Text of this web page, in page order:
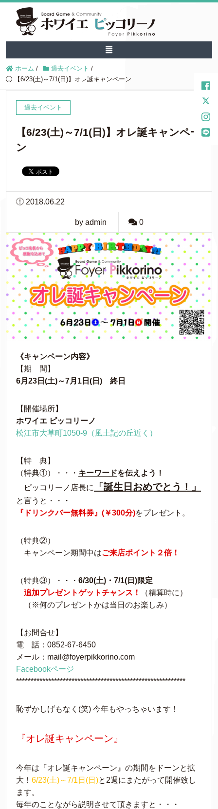
ホーム / 過去イベント /
【6/23(土)～7/1(日)】オレ誕キャンペーン
過去イベント
【6/23(土)～7/1(日)】オレ誕キャンペー
ン
2018.06.22
by admin 0
《キャンペーン内容》
【期 間】
6月23日(土)～7月1日(日) 終日
【開催場所】
ホワイエ ピッコリーノ
松江市大草町1050-9（風土記の丘近く）
【特 典】
（特典①）・・・ キーワードを伝えよう！
ピッコリーノ店長に
「誕生日おめでとう！」
と言うと・・・
『ドリンクバー無料券』(￥300分)をプレゼント。
（特典②）
キャンペーン期間中はご来店ポイント２倍！
（特典③）・・・ 6/30(土)・7/1(日)限定
追加プレゼントゲットチャンス！
（精算時に）
（※何のプレゼントかは当日のお楽しみ）
【お問合せ】
電 話：0852-67-6450
メール：mail@foyerpikkorino.com
Facebookページ
**********************************************************
恥ずかしげもなく(笑) 今年もやっちゃいます！
『オレ誕キャンペーン』
今年は『オレ誕キャンペーン』の期間をドーンと拡
大！ 6/23(土)～7/1日(日)と2週にまたがって開催致し
ます。
毎年のことながら説明させて頂きますと・・・